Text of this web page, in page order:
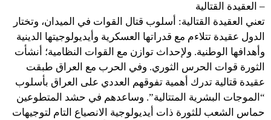
– العقيدة القتالية
تعني العقيدة القتالية: أسلوب قتال القوات في الميدان، وتختار
الدول عقيدة تتلاءم مع قدراتها العسكرية وأيديولوجيتها الدينية
وأهدافها الوطنية. ولإحداث توازن مع القوات النظامية؛ أنشأت
الثورة قوات الحرس الثوري. وفي الحرب مع العراق طبقت
عقيدة قتالية تدرك أهمية تفوقهم العددي على العراق بأسلوب
“الموجات البشرية المتتالية”. وساعدهم في حشد المتطوعين
حماس الشعب للثورة ذات أيديولوجية الانصياع التام لتوجيهات